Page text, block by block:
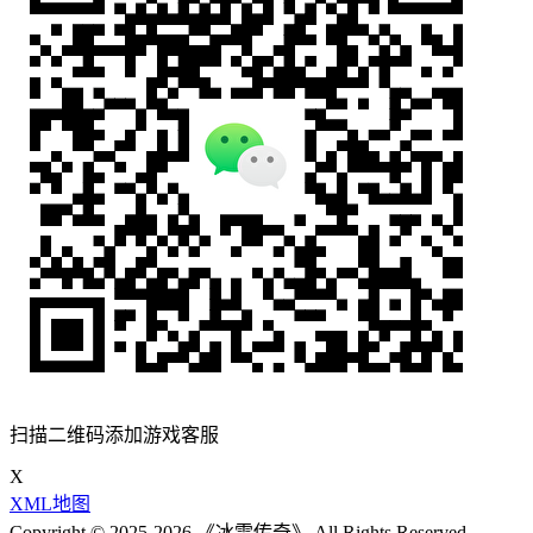
扫描二维码添加游戏客服
X
XML地图